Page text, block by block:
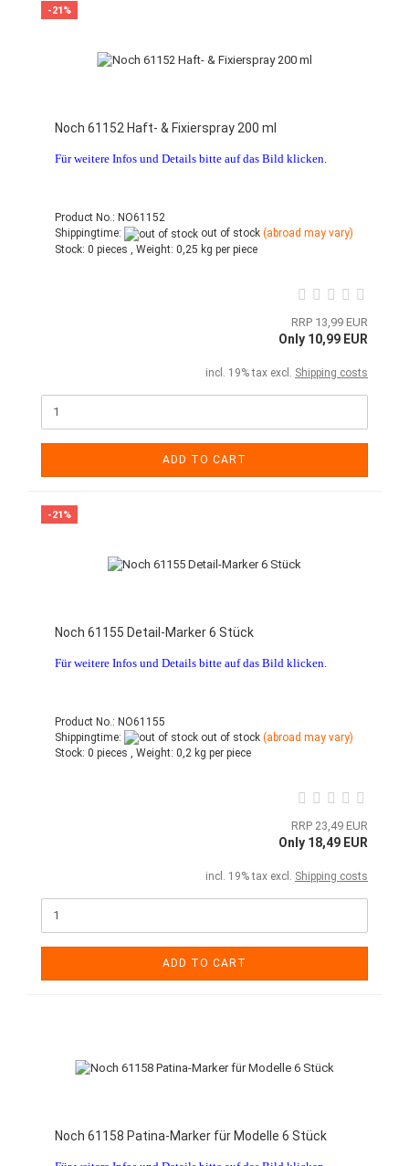
-21%
Noch 61152 Haft- & Fixierspray 200 ml
Für weitere Infos und Details bitte auf das Bild klicken.
Product No.: NO61152
Shippingtime:
out of stock (abroad may vary)
Stock: 0 pieces , Weight: 0,25 kg per piece
RRP 13,99 EUR
Only 10,99 EUR
incl. 19% tax excl. Shipping costs
ADD TO CART
-21%
Noch 61155 Detail-Marker 6 Stück
Für weitere Infos und Details bitte auf das Bild klicken.
Product No.: NO61155
Shippingtime:
out of stock (abroad may vary)
Stock: 0 pieces , Weight: 0,2 kg per piece
RRP 23,49 EUR
Only 18,49 EUR
incl. 19% tax excl. Shipping costs
ADD TO CART
Noch 61158 Patina-Marker für Modelle 6 Stück